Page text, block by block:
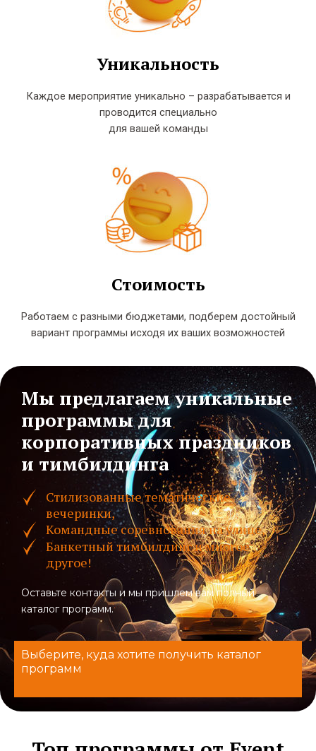
Уникальность
Каждое мероприятие уникально – разрабатывается и
проводится специально
для вашей команды
Стоимость
Работаем с разными бюджетами, подберем достойный
вариант программы исходя их ваших возможностей
Мы предлагаем уникальные
программы для
корпоративных праздников
и тимбилдинга
Стилизованные тематические
вечеринки,
Командные соревнования на улице,
Банкетный тимбилдинг и многое
другое!
Оставьте контакты и мы пришлем вам полный
каталог программ.
Выберите, куда хотите получить каталог
программ